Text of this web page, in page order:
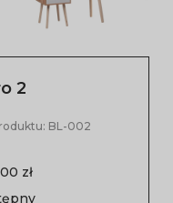
2
BL-002
zł